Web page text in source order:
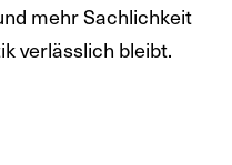
mehr Sachlichkeit
verlässlich bleibt.